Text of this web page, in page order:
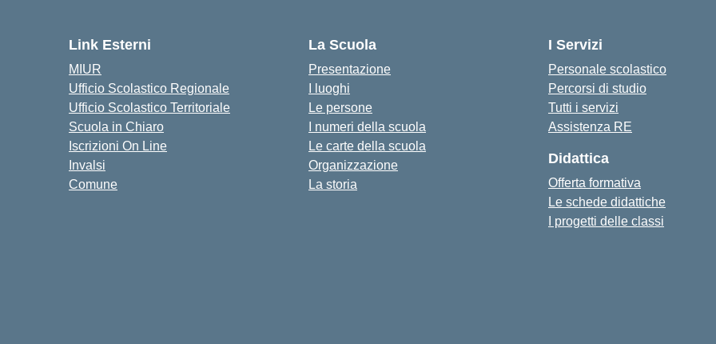
Link Esterni
MIUR
Ufficio Scolastico Regionale
Ufficio Scolastico Territoriale
Scuola in Chiaro
Iscrizioni On Line
Invalsi
Comune
La Scuola
Presentazione
I luoghi
Le persone
I numeri della scuola
Le carte della scuola
Organizzazione
La storia
I Servizi
Personale scolastico
Percorsi di studio
Tutti i servizi
Assistenza RE
Didattica
Offerta formativa
Le schede didattiche
I progetti delle classi